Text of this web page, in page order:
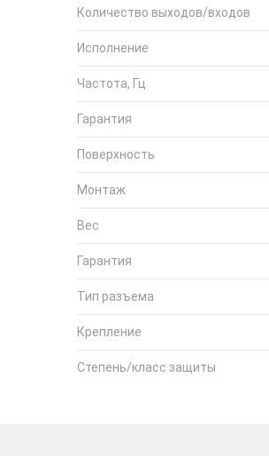
Количество выходов/входов
Исполнение
Частота, Гц
Гарантия
Поверхность
Монтаж
Вес
Гарантия
Тип разъема
Крепление
Степень/класс защиты